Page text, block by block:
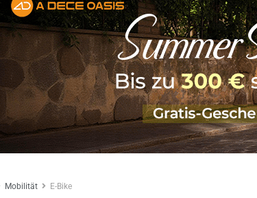
Mobilität E-Bike